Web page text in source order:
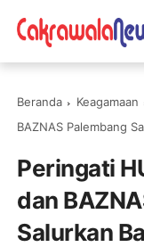
Beranda Keagamaan
BAZNAS Palembang
Peringati
dan
Salurkan